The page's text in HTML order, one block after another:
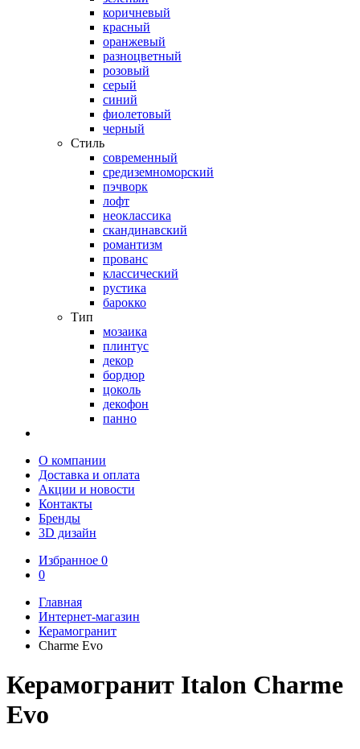
коричневый
красный
оранжевый
разноцветный
розовый
серый
синий
фиолетовый
черный
Стиль
современный
средиземноморский
пэчворк
лофт
неоклассика
скандинавский
романтизм
прованс
классический
рустика
барокко
Тип
мозаика
плинтус
декор
бордюр
цоколь
декофон
панно
О компании
Доставка и оплата
Акции и новости
Контакты
Бренды
3D дизайн
Избранное 0
0
Главная
Интернет-магазин
Керамогранит
Charme Evo
Керамогранит Italon Charme
Evo